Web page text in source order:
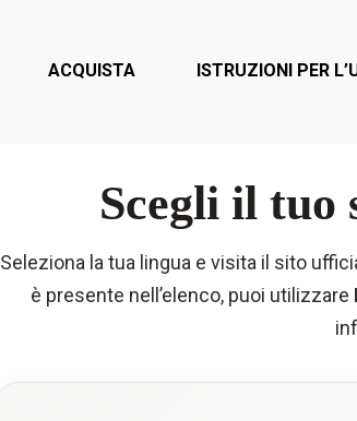
ACQUISTA ISTRUZIONI PER
Scegli il
Seleziona la tua lingua e visita il sito
è presente nell’elenco, puoi utilizzare